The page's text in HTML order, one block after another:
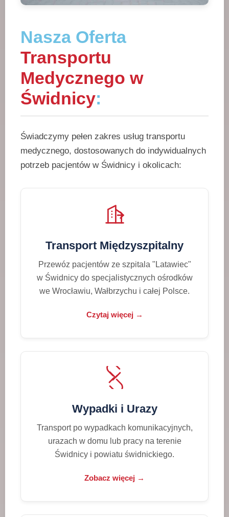
Nasza Oferta
Transportu
Medycznego w
Świdnicy:
Świadczymy pełen zakres usług transportu
medycznego, dostosowanych do indywidualnych
potrzeb pacjentów w Świdnicy i okolicach:
Transport Międzyszpitalny
Przewóz pacjentów ze szpitala "Latawiec"
w Świdnicy do specjalistycznych ośrodków
we Wrocławiu, Wałbrzychu i całej Polsce.
Czytaj więcej →
Wypadki i Urazy
Transport po wypadkach komunikacyjnych,
urazach w domu lub pracy na terenie
Świdnicy i powiatu świdnickiego.
Zobacz więcej →